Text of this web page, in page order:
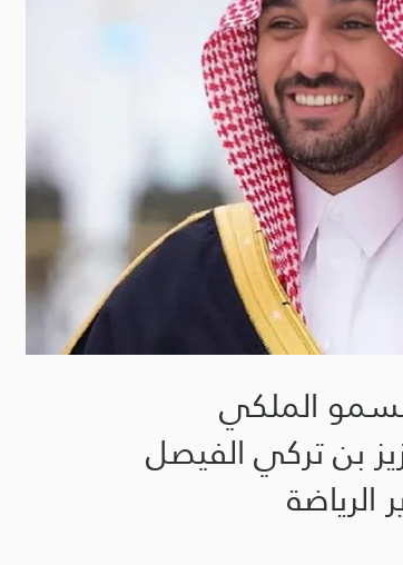
الملكي
بن تركي الفيصل
الرياضة